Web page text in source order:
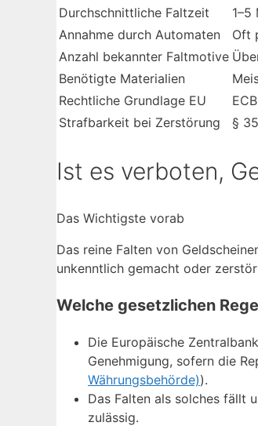
Durchschnittliche Faltzeit
1–5
Annahme durch Automaten
Oft
Anzahl bekannter Faltmotive
Benötigte Materialien
Rechtliche Grundlage EU
Strafbarkeit bei Zerstörung
§
Ist es verboten,
Das Wichtigste vorab
Das reine Falten von
unkenntlich gemacht oder
Welche gesetzlichen
Die Europäische
Genehmigung, sofern die
Währungsbehörde)).
Das Falten als solches fällt
zulässig.